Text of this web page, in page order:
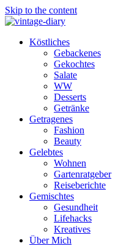
Skip to the content
Köstliches
Gebackenes
Gekochtes
Salate
WW
Desserts
Getränke
Getragenes
Fashion
Beauty
Gelebtes
Wohnen
Gartenratgeber
Reiseberichte
Gemischtes
Gesundheit
Lifehacks
Kreatives
Über Mich